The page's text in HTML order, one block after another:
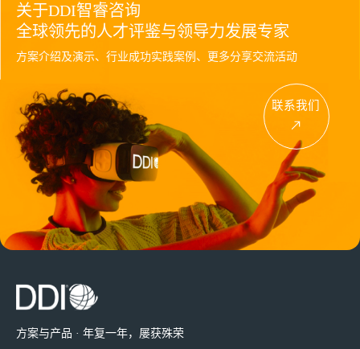
关于DDI智睿咨询
全球领先的人才评鉴与领导力发展专家
方案介绍及演示、行业成功实践案例、更多分享交流活动
联系我们
方案与产品 · 年复一年，屡获殊荣